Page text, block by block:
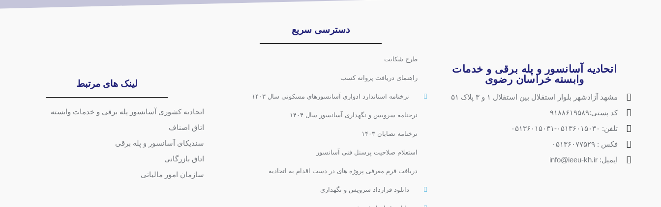
اتحادیه آسانسور و پله برقی و خدمات
وابسته خراسان رضوی
مشهد آزادشهر بلوار استقلال بین استقلال ۱ و ۳ پلاک ۵۱
کد پستی:۹۱۸۸۶۱۹۵۸۹
تلفن: ۰۵۱۳۶۰۱۵۰۳۰-۰۵۱۳۶۰۱۵۰۳۱
فکس : ۰۵۱۳۶۰۷۷۵۲۹
ایمیل: info@ieeu-kh.ir
دسترسی سریع
طرح شکایت
راهنمای دریافت پروانه کسب
نرخنامه استاندارد ادواری آسانسورهای مسکونی سال ۱۴۰۳
نرخنامه سرویس و نگهداری آسانسور سال ۱۴۰۴
نرخنامه نصابان ۱۴۰۳
استعلام صلاحیت پرسنل فنی آسانسور
دریافت فرم معرفی پروژه های در دست اقدام به اتحادیه
دانلود قرارداد سرویس و نگهداری
لینک های مرتبط
اتحادیه کشوری آسانسور پله برقی و خدمات وابسته
اتاق اصناف
سندیکای آسانسور و پله برقی
اتاق بازرگانی
سازمان امور مالیاتی